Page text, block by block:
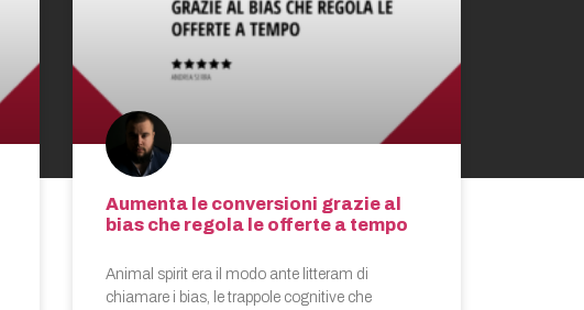
Aumenta le conversioni grazie al
bias che regola le offerte a tempo
Animal spirit era il modo ante litteram di
chiamare i bias, le trappole cognitive che